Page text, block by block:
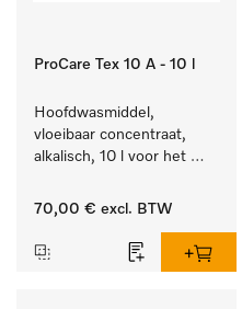
ProCare Tex 10 A - 10 l
Hoofdwasmiddel,
vloeibaar concentraat,
alkalisch, 10 l voor het
en kleurechte bonte was.
70,00 € excl. BTW